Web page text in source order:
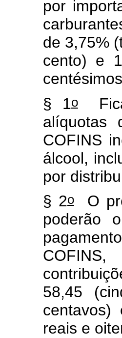
por
de 3,75%
cento) e
§ 1o
alíquotas
COFINS
álcool,
por
§ 2oO
poderão
58,45
reais e